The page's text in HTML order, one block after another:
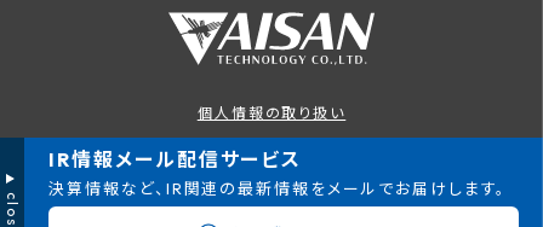
IR情報メール配信サービス
決算情報など、IR関連の最新情報をメールでお届けします。
close
個人情報の取り扱い
このサイトについて
© AISAN TECHNOLOGY CO., LTD.